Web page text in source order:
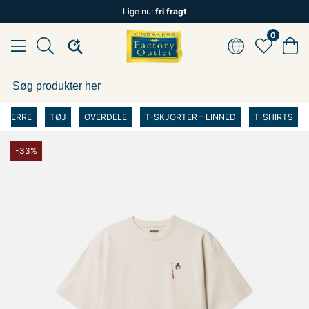
Lige nu: fri fragt
0
HERRE TØJ OVERDELE T-SKJORTER – LINNED T-SHIRTS
-33%